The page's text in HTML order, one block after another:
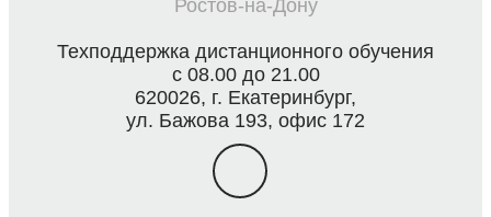
Ростов-на-Дону
Техподдержка дистанционного обучения
с 08.00 до 21.00
620026, г. Екатеринбург,
ул. Бажова 193, офис 172